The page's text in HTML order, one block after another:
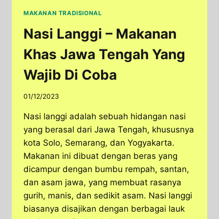
MAKANAN TRADISIONAL
Nasi Langgi – Makanan
Khas Jawa Tengah Yang
Wajib Di Coba
01/12/2023
Nasi langgi adalah sebuah hidangan nasi
yang berasal dari Jawa Tengah, khususnya
kota Solo, Semarang, dan Yogyakarta.
Makanan ini dibuat dengan beras yang
dicampur dengan bumbu rempah, santan,
dan asam jawa, yang membuat rasanya
gurih, manis, dan sedikit asam. Nasi langgi
biasanya disajikan dengan berbagai lauk